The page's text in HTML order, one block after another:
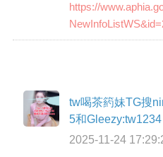
https://
tw喝茶箹妹TG搜
5和Gleezy:tw1234
2025-11-24